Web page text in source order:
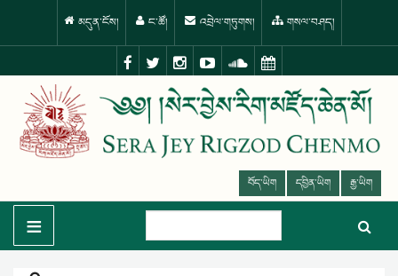
མདུན་ངོས། ང་ཚོ། འབྲེལ་གཏུགས། གསལ་བཤད།
བོད་ཡིག དབྱིན་ཡིག རྒྱ་ཡིག
≡